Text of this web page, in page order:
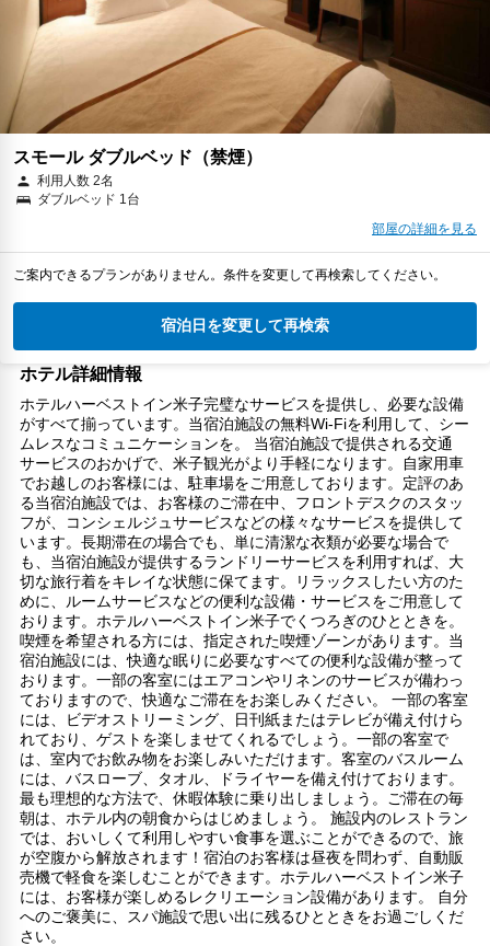
スモール ダブルベッド（禁煙）
利用人数 2名
ダブルベッド 1台
部屋の詳細を見る
ご案内できるプランがありません。条件を変更して再検索してください。
宿泊日を変更して再検索
ホテル詳細情報
ホテルハーベストイン米子完璧なサービスを提供し、必要な設備
がすべて揃っています。当宿泊施設の無料Wi-Fiを利用して、シー
ムレスなコミュニケーションを。 当宿泊施設で提供される交通
サービスのおかげで、米子観光がより手軽になります。自家用車
でお越しのお客様には、駐車場をご用意しております。定評のあ
る当宿泊施設では、お客様のご滞在中、フロントデスクのスタッ
フが、コンシェルジュサービスなどの様々なサービスを提供して
います。長期滞在の場合でも、単に清潔な衣類が必要な場合で
も、当宿泊施設が提供するランドリーサービスを利用すれば、大
切な旅行着をキレイな状態に保てます。リラックスしたい方のた
めに、ルームサービスなどの便利な設備・サービスをご用意して
おります。ホテルハーベストイン米子でくつろぎのひとときを。
喫煙を希望される方には、指定された喫煙ゾーンがあります。当
宿泊施設には、快適な眠りに必要なすべての便利な設備が整って
おります。一部の客室にはエアコンやリネンのサービスが備わっ
ておりますので、快適なご滞在をお楽しみください。 一部の客室
には、ビデオストリーミング、日刊紙またはテレビが備え付けら
れており、ゲストを楽しませてくれるでしょう。一部の客室で
は、室内でお飲み物をお楽しみいただけます。客室のバスルーム
には、バスローブ、タオル、ドライヤーを備え付けております。
最も理想的な方法で、休暇体験に乗り出しましょう。ご滞在の毎
朝は、ホテル内の朝食からはじめましょう。 施設内のレストラン
では、おいしくて利用しやすい食事を選ぶことができるので、旅
が空腹から解放されます！宿泊のお客様は昼夜を問わず、自動販
売機で軽食を楽しむことができます。ホテルハーベストイン米子
には、お客様が楽しめるレクリエーション設備があります。 自分
へのご褒美に、スパ施設で思い出に残るひとときをお過ごしくだ
さい。